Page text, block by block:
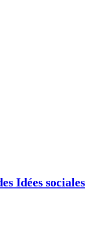
Idées sociales